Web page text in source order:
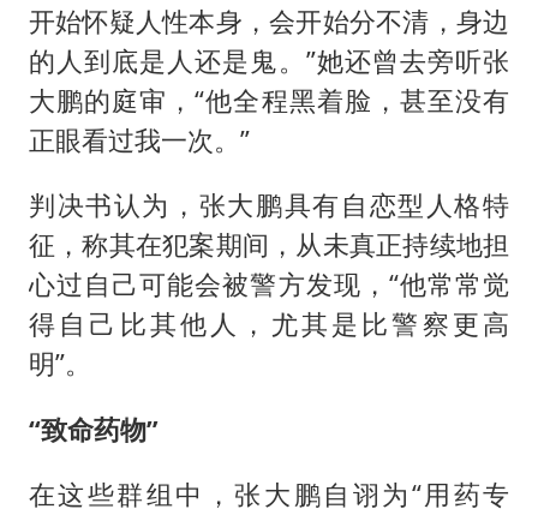
开始怀疑人性本身，会开始分不清，身边
的人到底是人还是鬼。”她还曾去旁听张
大鹏的庭审，“他全程黑着脸，甚至没有
正眼看过我一次。”
判决书认为，张大鹏具有自恋型人格特
征，称其在犯案期间，从未真正持续地担
心过自己可能会被警方发现，“他常常觉
得自己比其他人，尤其是比警察更高
明”。
“致命药物”
在这些群组中，张大鹏自诩为“用药专